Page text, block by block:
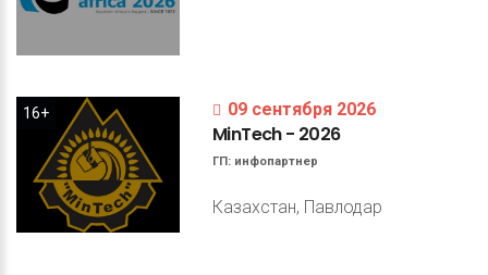
16+ 09 сентября 2026
MinTech- 2026
ГП: инфопартнер
Казахстан, Павлодар